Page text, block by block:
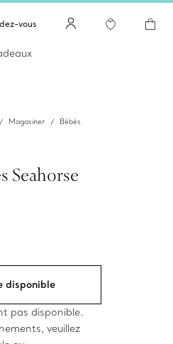
vous
Magasiner Bébés
Seahorse
disponible
pas disponible.
veuillez